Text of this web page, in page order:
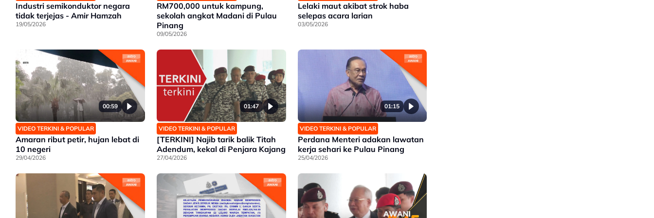
Industri semikonduktor negara
tidak terjejas - Amir Hamzah
19/05/2026
RM700,000 untuk kampung,
sekolah angkat Madani di Pulau
Pinang
09/05/2026
Lelaki maut akibat strok haba
selepas acara larian
03/05/2026
00:59
VIDEO TERKINI & POPULAR
Amaran ribut petir, hujan lebat di
10 negeri
29/04/2026
01:47
VIDEO TERKINI & POPULAR
[TERKINI] Najib tarik balik Titah
Adendum, kekal di Penjara Kajang
27/04/2026
01:15
VIDEO TERKINI & POPULAR
Perdana Menteri adakan lawatan
kerja sehari ke Pulau Pinang
25/04/2026